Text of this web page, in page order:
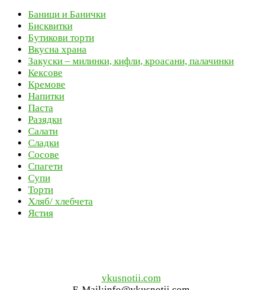
Баници и Банички
Бисквитки
Бутикови торти
Вкусна храна
Закуски – милинки, кифли, кроасани, палачинки
Кексове
Кремове
Напитки
Паста
Разядки
Салати
Сладки
Сосове
Спагети
Супи
Торти
Хляб/ хлебчета
Ястия
vkusnotii.com